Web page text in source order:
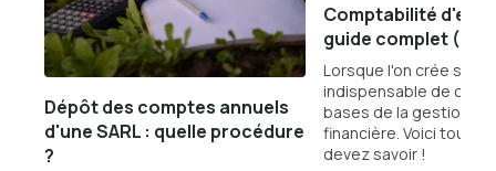
Dépôt des comptes annuels
d'une SARL : quelle procédure
?
Comptabilité
guide complet
Lorsque l'on crée sa
indispensable de
bases de la gestion
financière. Voici tout
devez savoir !